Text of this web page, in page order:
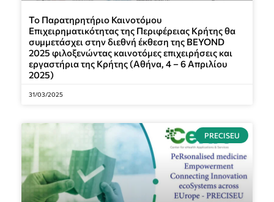
Το Παρατηρητήριο Καινοτόμου
Επιχειρηματικότητας της Περιφέρειας Κρήτης θα
συμμετάσχει στην διεθνή έκθεση της BEYOND
2025 φιλοξενώντας καινοτόμες επιχειρήσεις και
εργαστήρια της Κρήτης (Αθήνα, 4 – 6 Απριλίου
2025)
31/03/2025
PRECISEU